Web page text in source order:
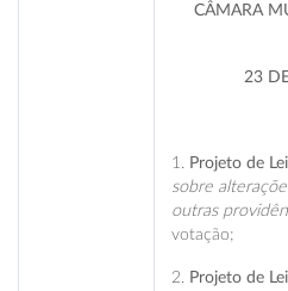
CÂMARA
23
1. Projeto de
sobre
outras
votação;
2. Projeto de